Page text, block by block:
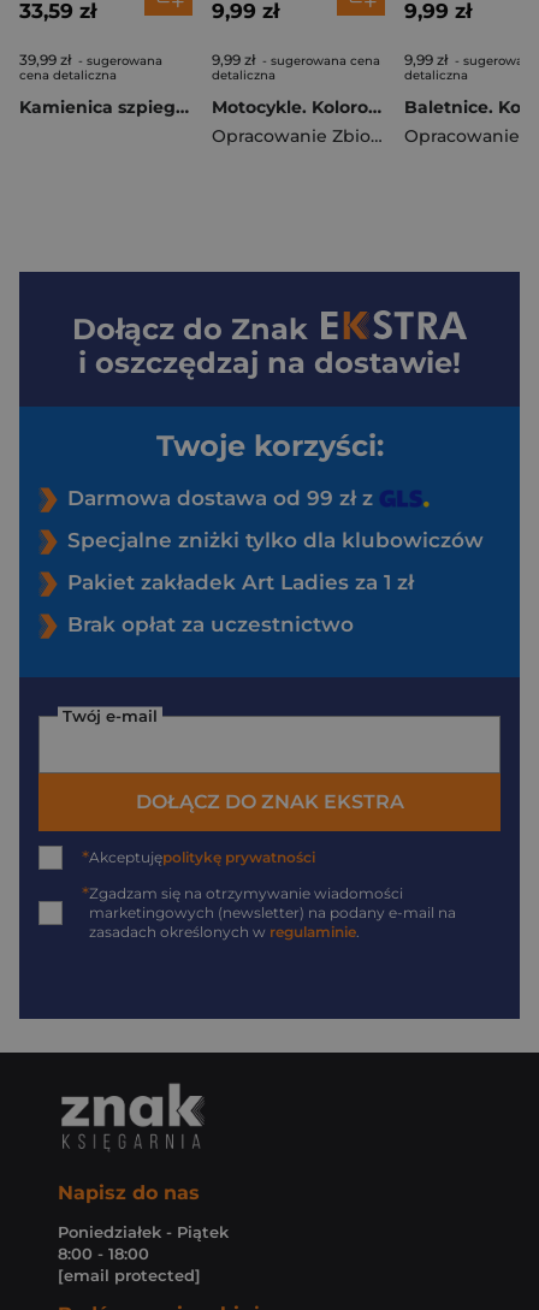
33,59 zł
39,99 zł - sugerowana
cena detaliczna
Kamienica szpiegów. Zagadki na każdym piętrze
9,99 zł
9,99 zł - sugerowana cena
detaliczna
Motocykle. Kolorowanka z naklejkami
Opracowanie Zbiorowe
9,99 zł
9,99 zł -
detaliczna
Dołącz do Znak
i oszczędzaj na dostawie!
Twoje korzyści:
Darmowa dostawa od 99 zł z
Specjalne zniżki tylko dla klubowiczów
Pakiet zakładek Art Ladies za 1 zł
Brak opłat za uczestnictwo
Twój e-mail
DOŁĄCZ DO ZNAK EKSTRA
*Akceptujępolitykę prywatności
*Zgadzam się na otrzymywanie wiadomości
marketingowych (newsletter) na podany e-mail na
zasadach określonych w regulaminie.
Napisz do nas
Poniedziałek - Piątek
8:00 - 18:00
[email protected]